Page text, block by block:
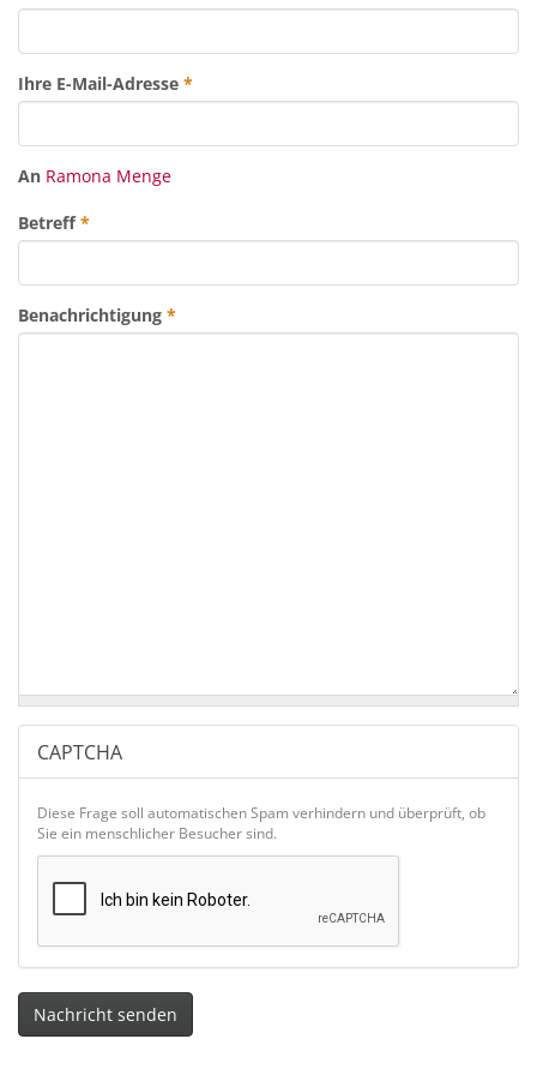
Ihre E-Mail-Adresse *
An Ramona Menge
Betreff*
Benachrichtigung *
CAPTCHA
Diese Frage soll automatischen Spam verhindern und überprüft, ob
Sie ein menschlicher Besucher sind.
Nachricht senden